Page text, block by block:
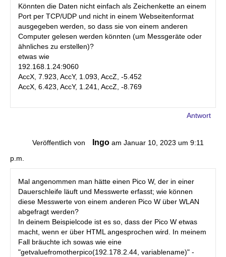
Könnten die Daten nicht einfach als Zeichenkette an einem
Port per TCP/UDP und nicht in einem Webseitenformat
ausgegeben werden, so dass sie von einem anderen
Computer gelesen werden könnten (um Messgeräte oder
ähnliches zu erstellen)?
etwas wie
192.168.1.24:9060
AccX, 7.923, AccY, 1.093, AccZ, -5.452
AccX, 6.423, AccY, 1.241, AccZ, -8.769
Antwort
Veröffentlich von Ingo am Januar 10, 2023 um 9:11
p.m.
Mal angenommen man hätte einen Pico W, der in einer
Dauerschleife läuft und Messwerte erfasst; wie können
diese Messwerte von einem anderen Pico W über WLAN
abgefragt werden?
In deinem Beispielcode ist es so, dass der Pico W etwas
macht, wenn er über HTML angesprochen wird. In meinem
Fall bräuchte ich sowas wie eine
"getvaluefromotherpico(192.178.2.44, variablename)" -